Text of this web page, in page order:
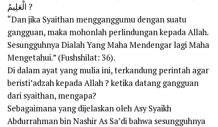
الْعَلِيمُ ?
“Dan jika Syaithan mengganggumu dengan suatu
gangguan, maka mohonlah perlindungan kepada Allah.
Sesungguhnya Dialah Yang Maha Mendengar lagi Maha
Mengetahui.” (Fushshilat: 36).
Di dalam ayat yang mulia ini, terkandung perintah agar
beristi’adzah kepada Allah ? ketika datang gangguan
dari syaithan, mengapa?
Sebagaimana yang dijelaskan oleh Asy Syaikh
Abdurrahman bin Nashir As Sa’di bahwa sesungguhnya